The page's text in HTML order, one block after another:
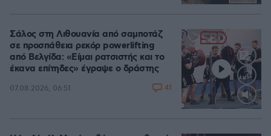
Loaded
Σάλος στη Λιθουανία από σαμποτάζ
σε προσπάθεια ρεκόρ powerlifting
από Βελγίδα: «Είμαι ρατσιστής και το
έκανα επίτηδες» έγραψε ο δράστης
07.08.2026, 06:51 41